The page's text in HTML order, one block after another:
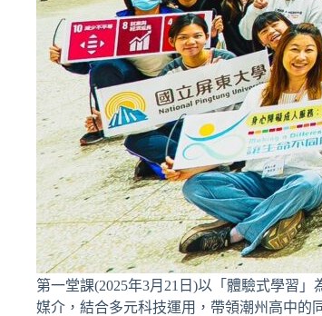
第一堂課(2025年3月21日)以「體驗式學習
媒介，結合多元科技運用，帶領潮州高中的